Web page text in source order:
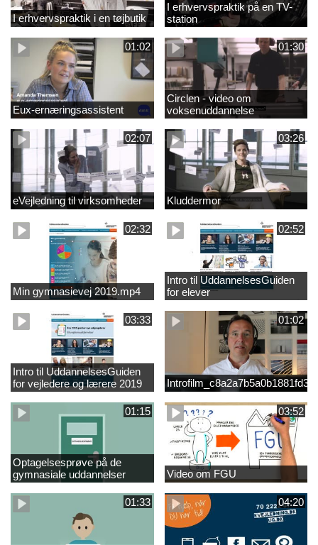
I erhvervspraktik i en tøjbutik
I erhvervspraktik på en TV-
station
01:02
Eux-ernæringsassistent
01:30
Circlen - video om
voksenuddannelse
02:07
eVejledning til virksomheder
03:26
Kluddermor
02:32
Min gymnasievej 2019.mp4
02:52
Intro til UddannelsesGuiden
for elever
03:33
Intro til UddannelsesGuiden
for vejledere og lærere 2019
01:02
01:15
Optagelsesprøve på de
gymnasiale uddannelser
03:52
Video om FGU
01:33 04:20